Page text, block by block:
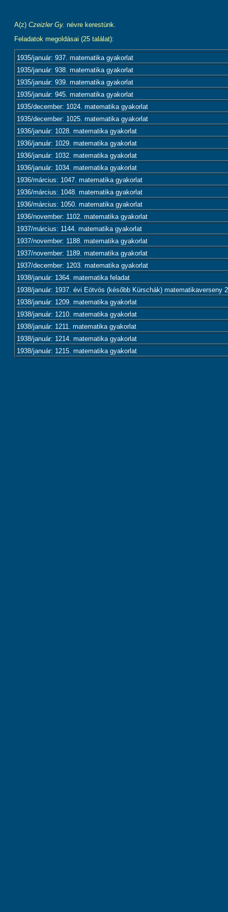
A(z) Czeizler Gy. névre kerestünk.
Feladatok megoldásai (25 találat):
1935/január: 937. matematika gyakorlat
1935/január: 938. matematika gyakorlat
1935/január: 939. matematika gyakorlat
1935/január: 945. matematika gyakorlat
1935/december: 1024. matematika gyakorlat
1935/december: 1025. matematika gyakorlat
1936/január: 1028. matematika gyakorlat
1936/január: 1029. matematika gyakorlat
1936/január: 1032. matematika gyakorlat
1936/január: 1034. matematika gyakorlat
1936/március: 1047. matematika gyakorlat
1936/március: 1048. matematika gyakorlat
1936/március: 1050. matematika gyakorlat
1936/november: 1102. matematika gyakorlat
1937/március: 1144. matematika gyakorlat
1937/november: 1188. matematika gyakorlat
1937/november: 1189. matematika gyakorlat
1937/december: 1203. matematika gyakorlat
1938/január: 1364. matematika feladat
1938/január: 1937. évi Eötvös (később Kürschák) matematikaverseny
1938/január: 1209. matematika gyakorlat
1938/január: 1210. matematika gyakorlat
1938/január: 1211. matematika gyakorlat
1938/január: 1214. matematika gyakorlat
1938/január: 1215. matematika gyakorlat